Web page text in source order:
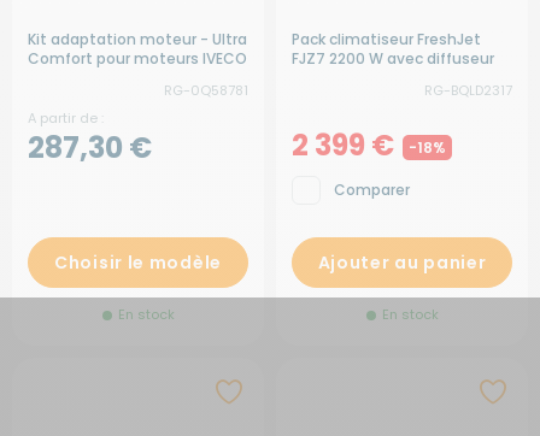
Kit adaptation moteur - Ultra
Comfort pour moteurs IVECO
RG-0Q58781
A partir de :
287,30 €
Choisir le modèle
En stock
Pack climatiseur FreshJet
FJZ7 2200 W avec diffuseur
RG-BQLD2317
2 399 € -18%
Comparer
Ajouter au panier
En stock